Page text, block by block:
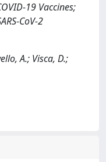
19 Vaccines;
CoV-2
A.; Visca, D.;